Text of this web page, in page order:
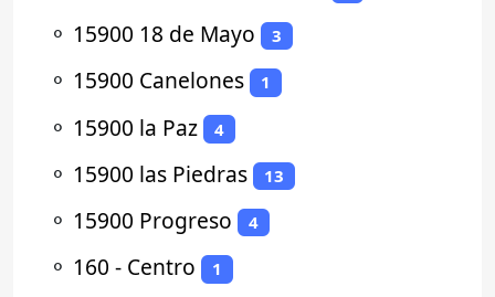
⚬ 15900 18 de Mayo 3
⚬ 15900 Canelones 1
⚬ 15900 la Paz 4
⚬ 15900 las Piedras 13
⚬ 15900 Progreso 4
⚬ 160 - Centro 1